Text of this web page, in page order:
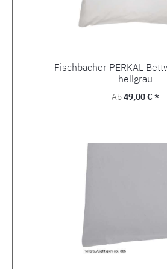
Fischbacher PERKAL
hellgrau
Regulärer Preis:
Ab49,00 € *